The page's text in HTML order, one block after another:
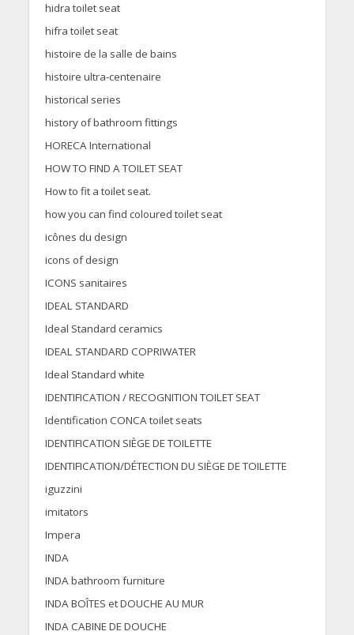
hidra toilet seat
hifra toilet seat
histoire de la salle de bains
histoire ultra-centenaire
historical series
history of bathroom fittings
HORECA International
HOW TO FIND A TOILET SEAT
How to fit a toilet seat.
how you can find coloured toilet seat
icônes du design
icons of design
ICONS sanitaires
IDEAL STANDARD
Ideal Standard ceramics
IDEAL STANDARD COPRIWATER
Ideal Standard white
IDENTIFICATION / RECOGNITION TOILET SEAT
Identification CONCA toilet seats
IDENTIFICATION SIÈGE DE TOILETTE
IDENTIFICATION/DÉTECTION DU SIÈGE DE TOILETTE
iguzzini
imitators
Impera
INDA
INDA bathroom furniture
INDA BOÎTES et DOUCHE AU MUR
INDA CABINE DE DOUCHE